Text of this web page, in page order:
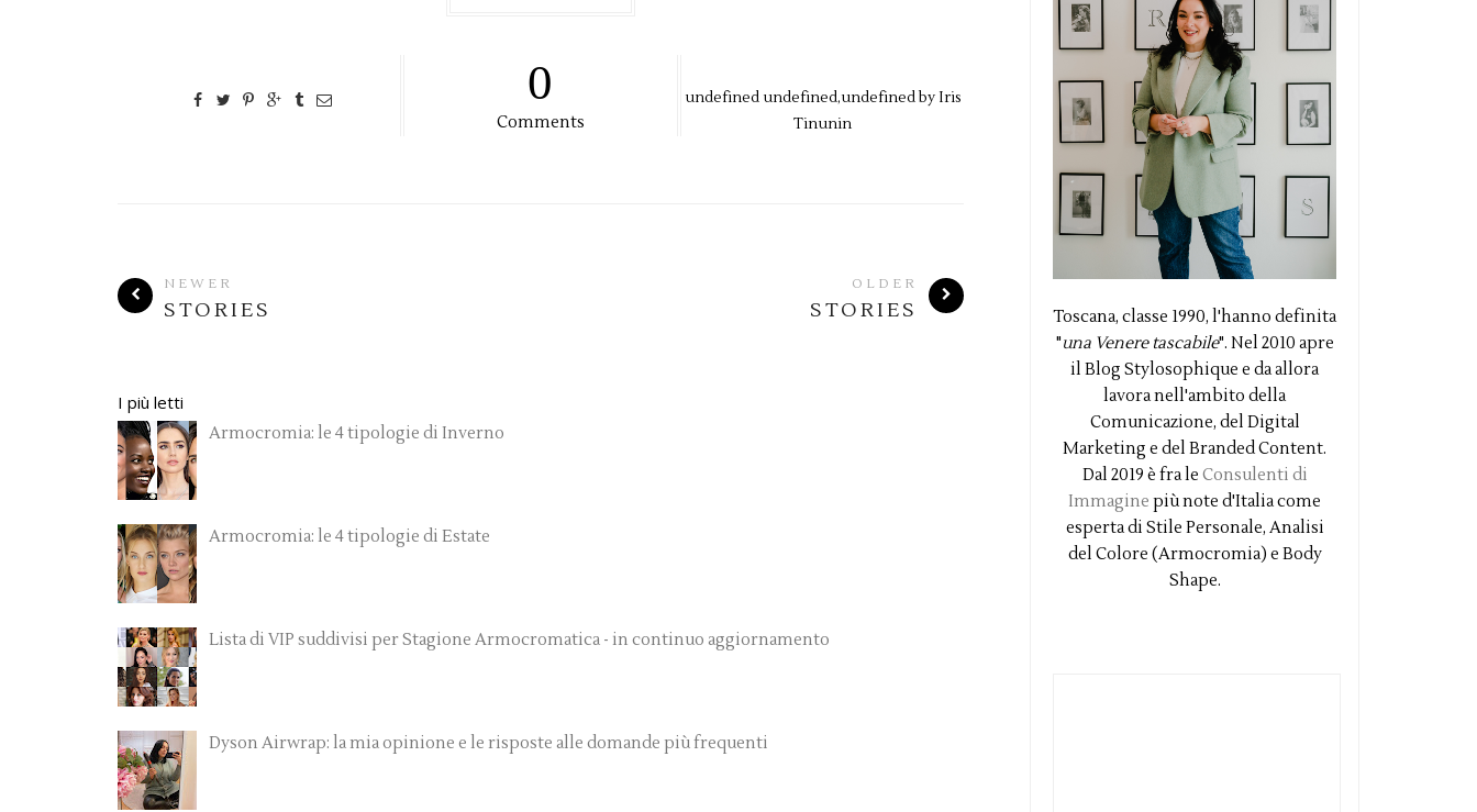
0
Comments
undefined undefined,undefined byIris
Tinunin
NEWER
STORIES
OLDER
STORIES
I più letti
Armocromia: le 4 tipologie di Inverno
Armocromia: le 4 tipologie di Estate
Lista di VIP suddivisi per Stagione Armocromatica - in continuo aggiornamento
Dyson Airwrap: la mia opinione e le risposte alle domande più frequenti
Toscana, classe 1990, l'hanno definita
"una Venere tascabile". Nel 2010 apre
il Blog Stylosophique e da allora
lavora nell'ambito della
Comunicazione, del Digital
Marketing e del Branded Content.
Dal 2019 è fra le Consulenti di
Immagine più note d'Italia come
esperta di Stile Personale, Analisi
del Colore (Armocromia) e Body
Shape.